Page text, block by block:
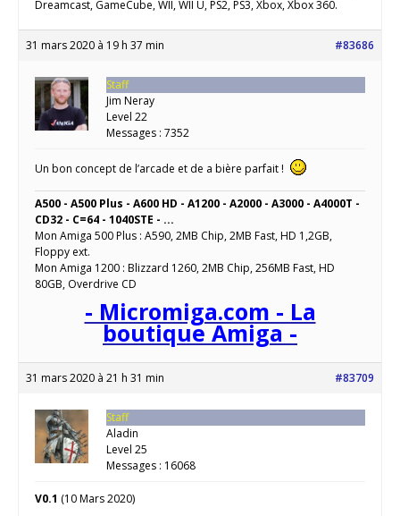
Dreamcast, GameCube, WII, WII U, PS2, PS3, Xbox, Xbox 360.
31 mars 2020 à 19 h 37 min #83686
Staff
Jim Neray
Level 22
Messages : 7352
Un bon concept de l’arcade et de a bière parfait !
A500 - A500 Plus - A600 HD - A1200 - A2000 - A3000 - A4000T -
CD32 - C=64 - 1040STE - ...
Mon Amiga 500 Plus : A590, 2MB Chip, 2MB Fast, HD 1,2GB,
Floppy ext.
Mon Amiga 1200 : Blizzard 1260, 2MB Chip, 256MB Fast, HD
80GB, Overdrive CD
- Micromiga.com - La
boutique Amiga -
31 mars 2020 à 21 h 31 min #83709
Staff
Aladin
Level 25
Messages : 16068
V0.1 (10 Mars 2020)